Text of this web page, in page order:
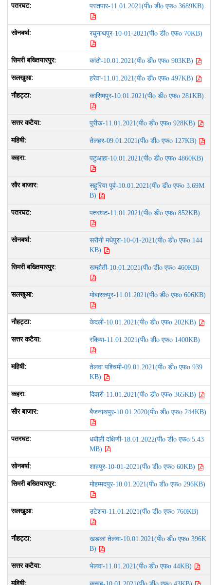
पस्तपार-11.01.2021(पीo डीo एफo 3689KB)
रघुनाथपुर-10-01-2021(पीo डीo एफo 70KB)
कांठो-10.01.2021(पीo डीo एफo 903KB)
हरेवा-11.01.2021(पीo डीo एफo 497KB)
कासिमपुर-10.01.2021(पीo डीo एफo 281KB)
पुरीख-11.01.2021(पीo डीo एफo 928KB)
तेलहर-09.01.2021(पीo डीo एफo 127KB)
पटुआहा-10.01.2021(पीo डीo एफo 4860KB)
सहुरिया पूर्व-10.01.2021(पीo डीo एफo 3.69M
B)
पतरघट-11.01.2021(पीo डीo एफo 852KB)
सरौनी मधेपुरा-10-01-2021(पीo डीo एफo 144
KB)
खम्हौती-10.01.2021(पीo डीo एफo 460KB)
मोबारकपुर-11.01.2021(पीo डीo एफo 606KB)
केदली-10.01.2021(पीo डीo एफo 202KB)
रकिया-11.01.2021(पीo डीo एफo 1400KB)
तेलवा पश्चिमी-09.01.2021(पीo डीo एफo 939
KB)
दिवारी-11.01.2021(पीo डीo एफo 365KB)
बैजनाथपुर-10.01.2020(पीo डीo एफo 244KB)
धबौली दक्षिणी-18.01.2022(पीo डीo एफo 5.43
MB)
शाहपुर-10-01-2021(पीo डीo एफo 60KB)
मोहम्मदपुर-10.01.2021(पीo डीo एफo 296KB)
उटेशरा-11.01.2021(पीo डीo एफo 760KB)
खडका तेलवा-10.01.2021(पीo डीo एफo 396K
B)
भेलवा-11.01.2021(पीo डीo एफo 44KB)